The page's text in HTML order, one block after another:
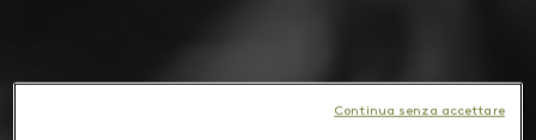
Continua senza accettare